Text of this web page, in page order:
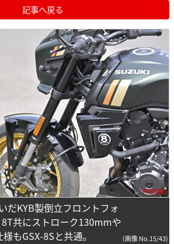
記事へ戻る
だKYB製倒立フロントフォ
共にストローク130mmや
もGSX-8Sと共通。
(画像 No.15/43)